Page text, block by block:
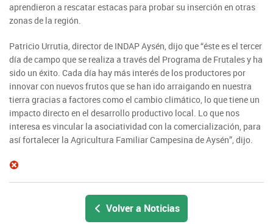
aprendieron a rescatar estacas para probar su inserción en otras
zonas de la región.
Patricio Urrutia, director de INDAP Aysén, dijo que “éste es el tercer
día de campo que se realiza a través del Programa de Frutales y ha
sido un éxito. Cada día hay más interés de los productores por
innovar con nuevos frutos que se han ido arraigando en nuestra
tierra gracias a factores como el cambio climático, lo que tiene un
impacto directo en el desarrollo productivo local. Lo que nos
interesa es vincular la asociatividad con la comercialización, para
así fortalecer la Agricultura Familiar Campesina de Aysén”, dijo.
Volver a Noticias